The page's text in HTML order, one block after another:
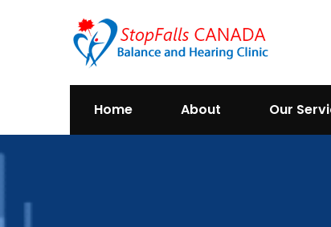
Home About Our